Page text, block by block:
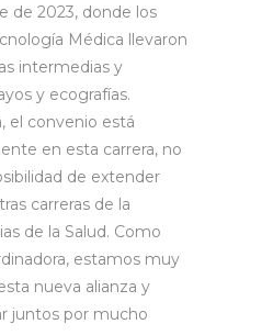
de 2023, donde los
Médica llevaron
intermedias y
y ecografías.
el convenio está
en esta carrera, no
de extender
carreras de la
de la Salud. Como
estamos muy
nueva alianza y
juntos por mucho